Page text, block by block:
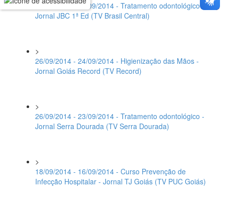
26/09/2014 - 24/09/2014 - Tratamento odontológico -
Jornal JBC 1ª Ed (TV Brasil Central)
>
26/09/2014 - 24/09/2014 - Higienização das Mãos -
Jornal Goiás Record (TV Record)
>
26/09/2014 - 23/09/2014 - Tratamento odontológico -
Jornal Serra Dourada (TV Serra Dourada)
>
18/09/2014 - 16/09/2014 - Curso Prevenção de
Infecção Hospitalar - Jornal TJ Goiás (TV PUC Goiás)